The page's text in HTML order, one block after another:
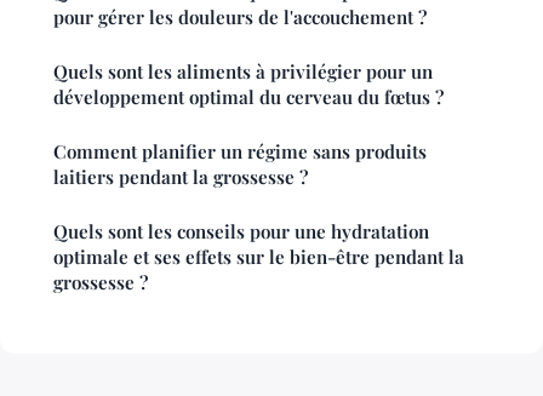
pour gérer les douleurs de l'accouchement ?
Quels sont les aliments à privilégier pour un
développement optimal du cerveau du fœtus ?
Comment planifier un régime sans produits
laitiers pendant la grossesse ?
Quels sont les conseils pour une hydratation
optimale et ses effets sur le bien-être pendant la
grossesse ?